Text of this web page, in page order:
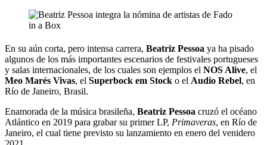
En su aún corta, pero intensa carrera, Beatriz Pessoa ya ha pisado
algunos de los más importantes escenarios de festivales portugueses
y salas internacionales, de los cuales son ejemplos el NOS Alive, el
Meo Marés Vivas, el Superbock em Stock o el Audio Rebel, en
Río de Janeiro, Brasil.
Enamorada de la música brasileña, Beatriz Pessoa cruzó el océano
Atlántico en 2019 para grabar su primer LP, Primaveras, en Río de
Janeiro, el cual tiene previsto su lanzamiento en enero del venidero